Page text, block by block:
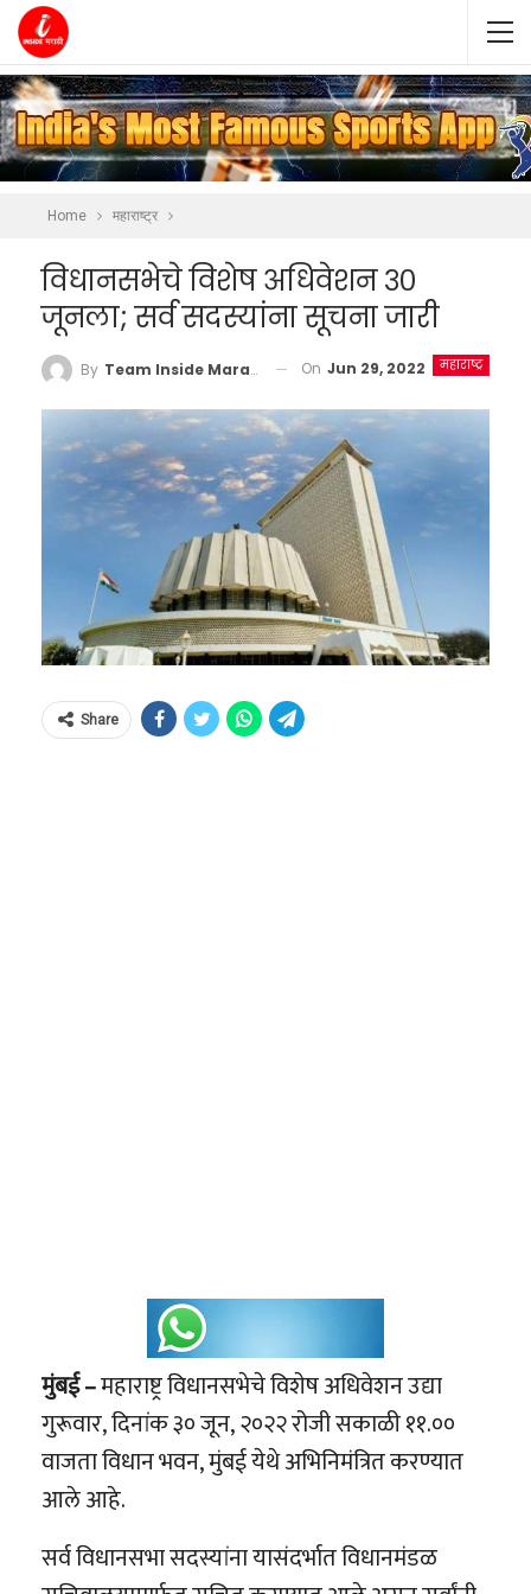
Home महाराष्ट्र
विधानसभेचे विशेष अधिवेशन ३०
जूनला; सर्व सदस्यांना सूचना जारी
महाराष्ट्र
By Team Inside Marathi On Jun 29, 2022
Share
मुंबई –महाराष्ट्र विधानसभेचे विशेष अधिवेशन उद्या
गुरूवार,दिनांक ३० जून,२०२२ रोजी सकाळी ११.००
वाजता विधान भवन,मुंबई येथे अभिनिमंत्रित करण्यात
आले आहे.
सर्व विधानसभा सदस्यांना यासंदर्भात विधानमंडळ